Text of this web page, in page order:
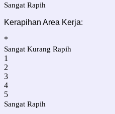
Sangat Rapih
Kerapihan Area Kerja:
*
Sangat Kurang Rapih
1
2
3
4
5
Sangat Rapih